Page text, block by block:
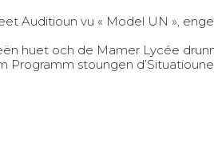
Auditioun vu « Model UN »,
huet och de Mamer Lycée
stoungen